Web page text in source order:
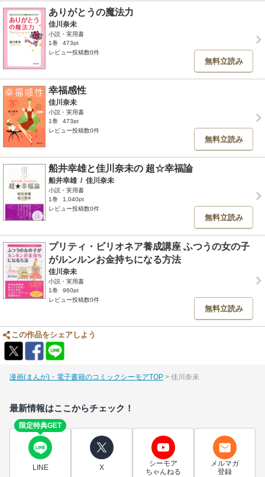
ありがとうの魔法力
佳川奈未
小説・実用書
1巻
473pt
レビュー投稿数0件
無料立読み
幸福感性
佳川奈未
小説・実用書
1巻
473pt
レビュー投稿数0件
無料立読み
船井幸雄と佳川奈未の 超☆幸福論
船井幸雄 / 佳川奈未
小説・実用書
1巻
1,040pt
レビュー投稿数0件
無料立読み
プリティ・ビリオネア養成講座 ふつうの女の子
がルンルンお金持ちになる方法
佳川奈未
小説・実用書
1巻
960pt
レビュー投稿数0件
無料立読み
この作品をシェアしよう
漫画(まんが)・電子書籍のコミックシーモアTOP 佳川奈未
最新情報はここからチェック！
限定特典GET
LINE X
シーモア
ちゃんねる
メルマガ
登録